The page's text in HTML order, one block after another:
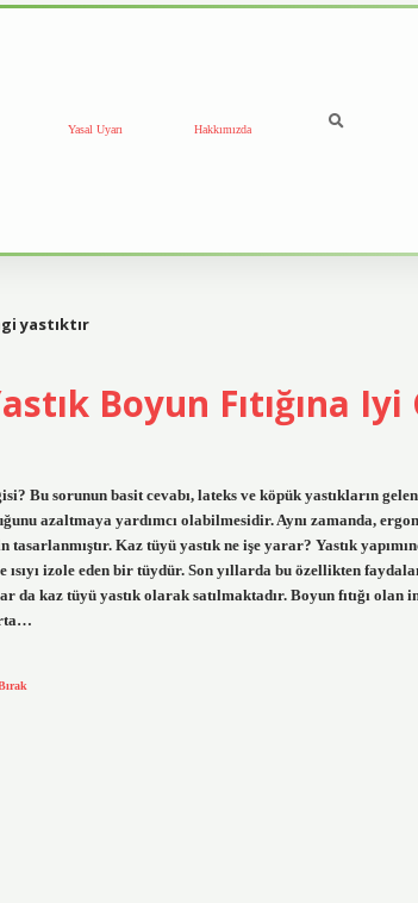
Yasal Uyarı Hakkımızda
yastıktır
Boyun Fıtığına
Bu sorunun basit cevabı, lateks ve köpük yastıkların
azaltmaya yardımcı olabilmesidir. Aynı zamanda,
Kaz tüyü yastık ne işe yarar? Yastık
ısıyı izole eden bir tüydür. Son yıllarda bu özellikten
kaz tüyü yastık olarak satılmaktadır. Boyun fıtığı olan